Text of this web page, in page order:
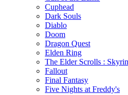
Cuphead
Dark Souls
Diablo
Doom
Dragon Quest
Elden Ring
The Elder Scrolls :
Fallout
Final Fantasy
Five Nights at Freddy's